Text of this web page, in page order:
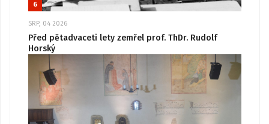
6
SRP, 04 2026
Před pětadvaceti lety zemřel prof. ThDr. Rudolf
Horský